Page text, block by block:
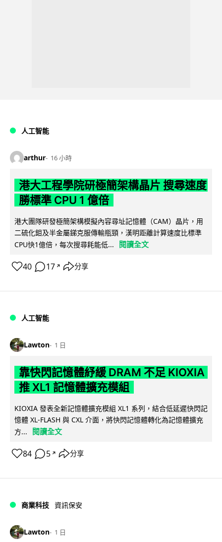
人工智能
arthur 16 小時
港大工程學院研極簡架構晶片 搜尋速度
勝標準 CPU 1 億倍
港大團隊研發極簡架構模擬內容尋址記憶體（CAM）晶片，用
二硫化鉬及半金屬銻克服傳輸瓶頸，漢明距離計算速度比標準
CPU快1億倍，每次搜尋耗能低...
閱讀全文
40 17 ↗ 分享
人工智能
Lawton 1 日
靠快閃記憶體紓緩 DRAM 不足 KIOXIA
推 XL1 記憶體擴充模組
KIOXIA 發表全新記憶體擴充模組 XL1 系列，結合低延遲快閃記
憶體 XL-FLASH 與 CXL 介面，將快閃記憶體轉化為記憶體擴充
方...
閱讀全文
84 5 ↗ 分享
商業科技 資訊保安
Lawton 1 日